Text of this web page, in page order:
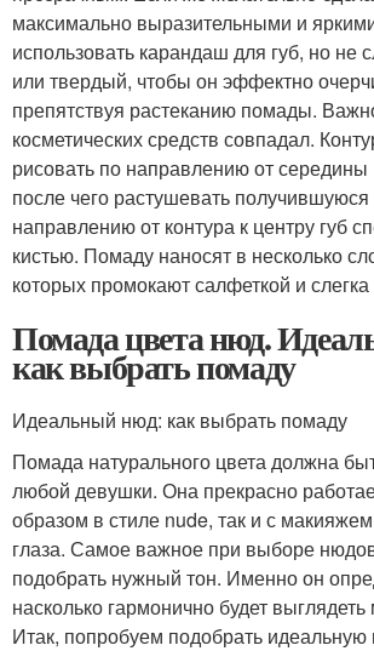
максимально выразительными и
использовать карандаш для губ, но не
или твердый, чтобы он эффектно
препятствуя растеканию помады.
косметических средств совпадал.
рисовать по направлению от
после чего растушевать получившуюся
направлению от контура к центру губ
кистью. Помаду наносят в несколько
которых промокают салфеткой и
Помада цвета нюд.
как выбрать помаду
Идеальный нюд: как выбрать помаду
Помада натурального цвета должна
любой девушки. Она прекрасно
образом в стиле nude, так и с
глаза. Самое важное при выборе
подобрать нужный тон. Именно он
насколько гармонично будет
Итак, попробуем подобрать